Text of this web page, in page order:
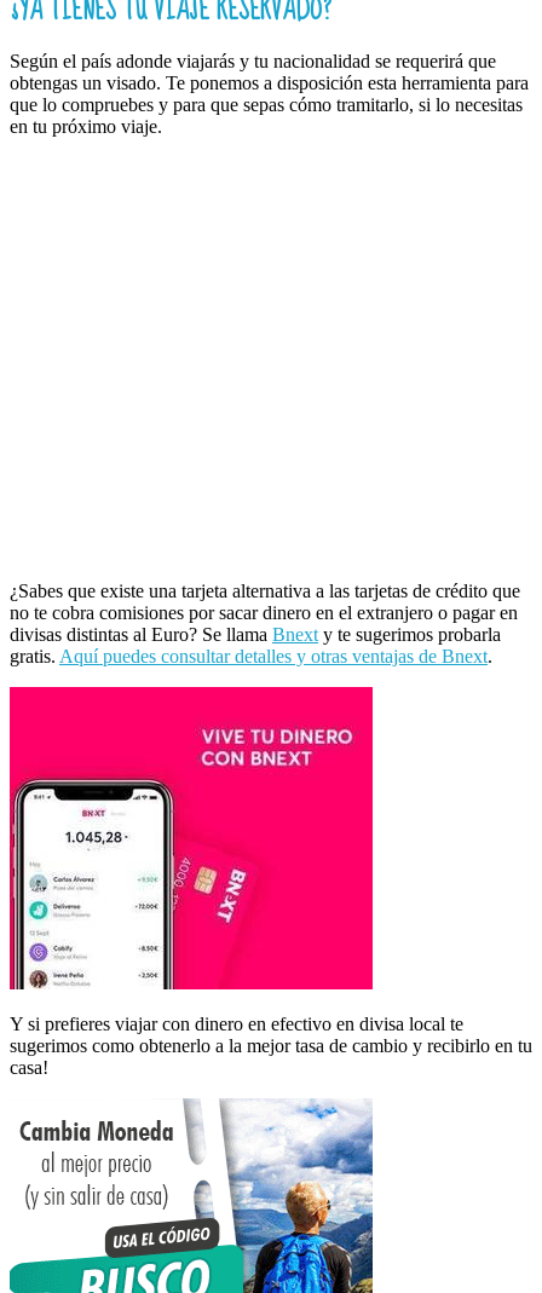
Según el país adonde viajarás y tu nacionalidad se requerirá que
obtengas un visado. Te ponemos a disposición esta herramienta para
que lo compruebes y para que sepas cómo tramitarlo, si lo necesitas
en tu próximo viaje.
¿Sabes que existe una tarjeta alternativa a las tarjetas de crédito que
no te cobra comisiones por sacar dinero en el extranjero o pagar en
divisas distintas al Euro? Se llama Bnext y te sugerimos probarla
gratis. Aquí puedes consultar detalles y otras ventajas de Bnext.
Y si prefieres viajar con dinero en efectivo en divisa local te
sugerimos como obtenerlo a la mejor tasa de cambio y recibirlo en tu
casa!